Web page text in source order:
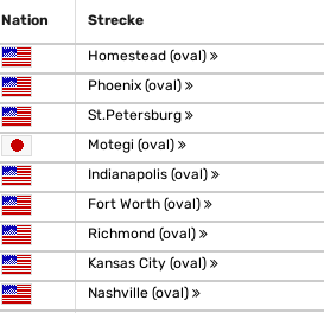
Nation Strecke
Homestead (oval)
Phoenix (oval)
St.Petersburg
Motegi (oval)
Indianapolis (oval)
Fort Worth (oval)
Richmond (oval)
Kansas City (oval)
Nashville (oval)